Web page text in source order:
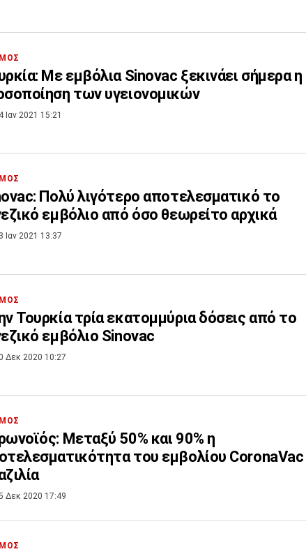
Με εμβόλια Sinovac ξεκινάει σήμερα η
των υγειονομικών
Ιαν 2021 15:21
Πολύ λιγότερο αποτελεσματικό το
εμβόλιο από όσο θεωρείτο αρχικά
Ιαν 2021 13:37
Τουρκία τρία εκατομμύρια δόσεις από το
εμβόλιο Sinovac
Δεκ 2020 10:27
Μεταξύ 50% και 90% η
του εμβολίου
Δεκ 2020 17:49